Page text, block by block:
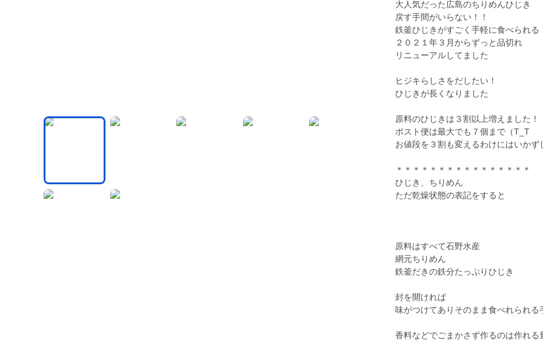
大人気だった広島のちりめんひじき
戻す手間がいらない！！
鉄釜ひじきがすごく手軽に食べられる
２０２１年３月からずっと品切れ
リニューアルしてました
ヒジキらしさをだしたい！
ひじきが長くなりました
原料のひじきは３割以上増えました！
ポスト便は最大でも７個まで（T_T
お値段を３割も変えるわけにはいか
＊＊＊＊＊＊＊＊＊＊＊＊＊＊＊＊
ひじき、ちりめん
ただ乾燥状態の表記をすると
原料はすべて石野水産
網元ちりめん
鉄釜だきの鉄分たっぷりひじき
封を開ければ
味がつけてありそのまま食べれられる
香料などでごまかさず作るのは作れる